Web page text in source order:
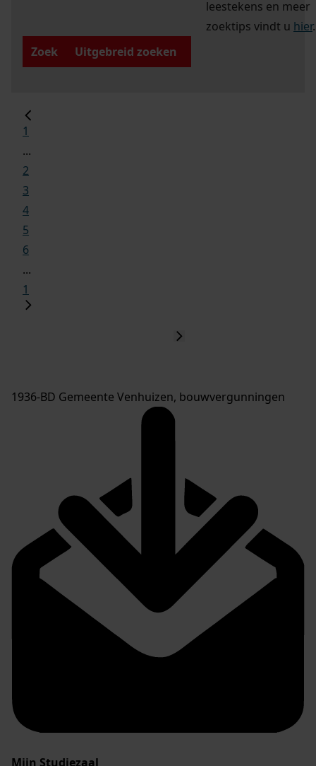
leestekens en meer
zoektips vindt u hier.
Zoek
Uitgebreid zoeken
1
...
2
3
4
5
6
...
1
1936-BD Gemeente Venhuizen, bouwvergunningen
Mijn Studiezaal